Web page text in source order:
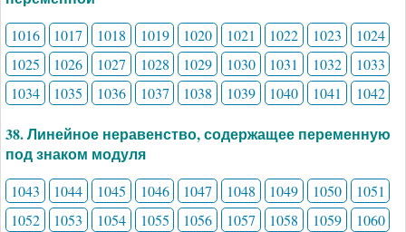
1016 1017 1018 1019 1020 1021 1022 1023
1024
1025
1026 1027 1028 1029 1030 1031 1032
1033
1034
1035 1036 1037 1038 1039 1040 1041 1042
38. Линейное неравенство, содержащее переменную
под знаком модуля
1043 1044 1045 1046 1047 1048 1049 1050
1051
1052
1053 1054 1055 1056 1057 1058 1059
1060